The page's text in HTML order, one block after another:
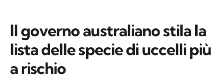
Il governo australiano stila la
lista delle specie di uccelli più
a rischio